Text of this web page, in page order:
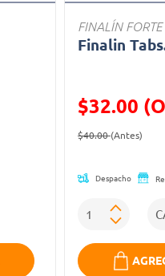
FINALÍN FORTE
Finalin
$32.00
Precio
$40.00(Antes)
Despacho